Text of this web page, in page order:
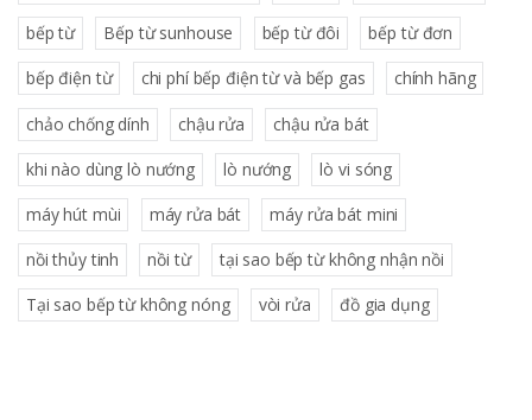
bếp từ Bếp từ sunhouse bếp từ đôi bếp từ đơn
bếp điện từ chi phí bếp điện từ và bếp gas chính hãng
chảo chống dính chậu rửa chậu rửa bát
khi nào dùng lò nướng lò nướng lò vi sóng
máy hút mùi máy rửa bát máy rửa bát mini
nồi thủy tinh nồi từ tại sao bếp từ không nhận nồi
Tại sao bếp từ không nóng vòi rửa đồ gia dụng